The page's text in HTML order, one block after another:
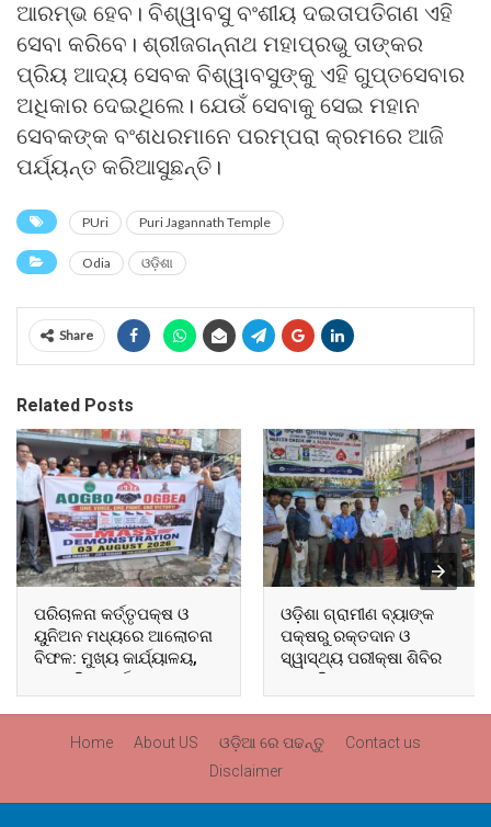
ଆରମ୍ଭ ହେବ। ବିଶ୍ୱାବସୁ ବଂଶୀୟ ଦଇତାପତିଗଣ ଏହି
ସେବା କରିବେ। ଶ୍ରୀଜଗନ୍ନାଥ ମହାପ୍ରଭୁ ତାଙ୍କର
ପ୍ରିୟ ଆଦ୍ୟ ସେବକ ବିଶ୍ୱାବସୁଙ୍କୁ ଏହି ଗୁପ୍ତସେବାର
ଅଧିକାର ଦେଇଥିଲେ। ଯେଉଁ ସେବାକୁ ସେଇ ମହାନ
ସେବକଙ୍କ ବଂଶଧରମାନେ ପରମ୍ପରା କ୍ରମରେ ଆଜି
ପର୍ଯ୍ୟନ୍ତ କରିଆସୁଛନ୍ତି।
PUri Puri Jagannath Temple
Odia ଓଡ଼ିଶା
Share
Related Posts
ପରିଚାଳନା କର୍ତ୍ତୃପକ୍ଷ ଓ
ୟୁନିଅନ ମଧ୍ୟରେ ଆଲୋଚନା
ବିଫଳ: ମୁଖ୍ୟ କାର୍ଯ୍ୟାଳୟ,
ଆଞ୍ଚଳିକ କାର୍ଯ୍ୟାଳୟ ଓ
ସମସ୍ତ ବ୍ଲକ ମୁଖ୍ୟାଳୟରେ
ଓଡ଼ିଶା ଗ୍ରାମୀଣ ବ୍ୟାଙ୍କ
ପକ୍ଷରୁ ରକ୍ତଦାନ ଓ
ସ୍ୱାସ୍ଥ୍ୟ ପରୀକ୍ଷା ଶିବିର
ଅନୁଷ୍ଠିତ
Home About US ଓଡ଼ିଆ ରେ ପଢନ୍ତୁ
Contact us
Disclaimer